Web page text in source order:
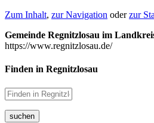
Zum Inhalt, zur Navigation oderzur
Gemeinde Regnitzlosau im
https://www.regnitzlosau.de/
Finden in Regnitzlosau
suchen